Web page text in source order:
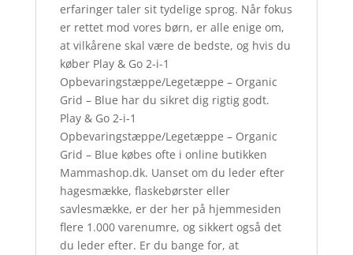
erfaringer taler sit tydelige sprog. Når fokus
er rettet mod vores børn, er alle enige om,
at vilkårene skal være de bedste, og hvis du
køber Play & Go 2-i-1
Opbevaringstæppe/Legetæppe – Organic
Grid – Blue har du sikret dig rigtig godt.
Play & Go 2-i-1
Opbevaringstæppe/Legetæppe – Organic
Grid – Blue købes ofte i online butikken
Mammashop.dk. Uanset om du leder efter
hagesmække, flaskebørster eller
savlesmække, er der her på hjemmesiden
flere 1.000 varenumre, og sikkert også det
du leder efter. Er du bange for, at